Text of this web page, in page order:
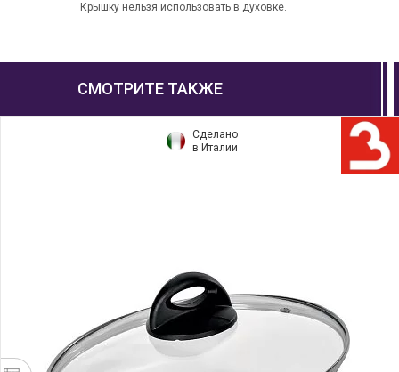
Крышку нельзя использовать в духовке.
СМОТРИТЕ ТАКЖЕ
Сделано
в Италии